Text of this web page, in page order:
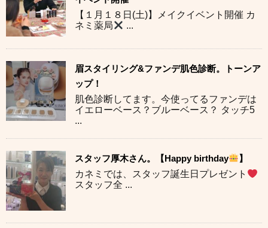
【１月１８日(土)】メイクイベント開催 カ
ネミ薬局
...
眉スタイリング&ファンデ肌色診断。トーンア
ップ！
肌色診断してます。今使ってるファンデは
イエローベース？ブルーベース？ タッチ5
...
スタッフ厚木さん。【Happy birthday
】
カネミでは、スタッフ誕生日プレゼント
スタッフ全 ...